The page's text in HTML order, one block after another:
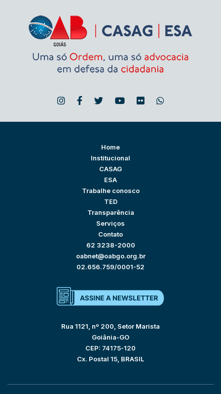
Home
Institucional
CASAG
ESA
Trabalhe conosco
TED
Transparência
Serviços
Contato
62 3238-2000
oabnet@oabgo.org.br
02.656.759/0001-52
Rua 1121, nº 200, Setor Marista
Goiânia-GO
CEP: 74175-120
Cx. Postal 15, BRASIL